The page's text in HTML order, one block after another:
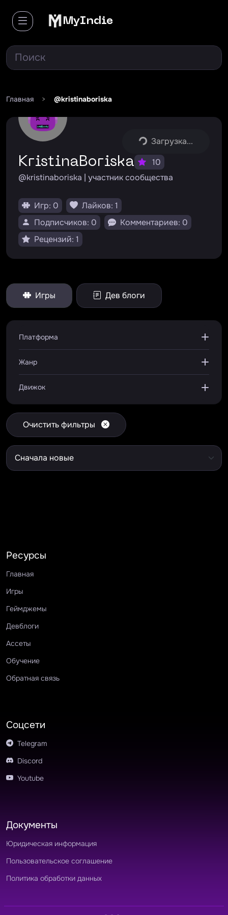
MyIndie
Главная > @kristinaboriska
Загрузка...
KristinaBoriska
10
@kristinaboriska | участник сообщества
Игр: 0
Лайков: 1
Подписчиков: 0
Комментариев: 0
Рецензий: 1
Игры Дев блоги
Платформа
Жанр
Движок
Очистить фильтры
Ресурсы
Главная
Игры
Геймджемы
Девблоги
Ассеты
Обучение
Обратная связь
Соцсети
Telegram
Discord
Youtube
Документы
Юридическая информация
Пользовательское соглашение
Политика обработки данных